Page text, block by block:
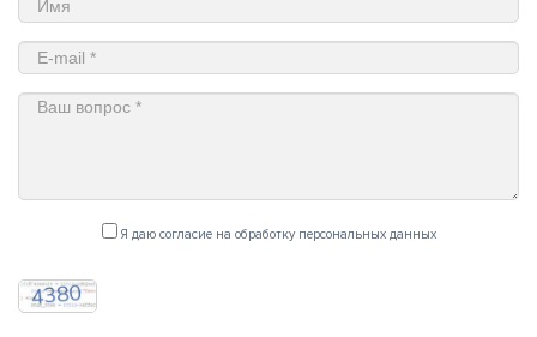
Я даю согласие на обработку персональных данных